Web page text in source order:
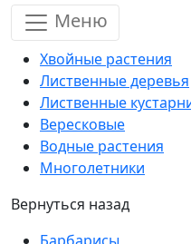
Меню
Хвойные растения
Лиственные деревья
Лиственные
Вересковые
Водные растения
Многолетники
Вернуться назад